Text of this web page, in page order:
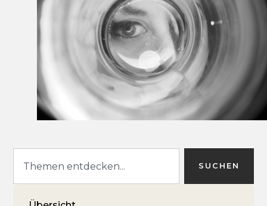
SUCHEN